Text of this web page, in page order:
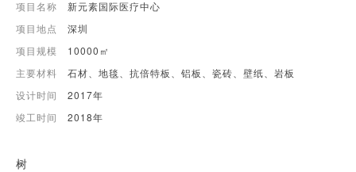
项目名称
新元素国际医疗中心
项目地点
深圳
项目规模
10000㎡
主要材料
石材、地毯、抗倍特板、铝板、瓷砖、壁纸、岩板
设计时间
2017年
竣工时间
2018年
树